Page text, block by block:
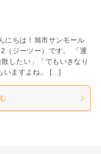
にちは！旭市サンモール
（ジーツー）です。 「運
したい」「でもいきなり
いますよね。 […]